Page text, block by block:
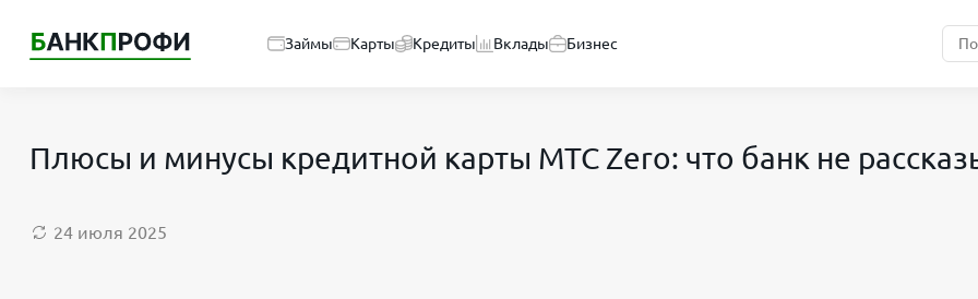
Займы Карты Кредиты Вклады Бизнес
Плюсы и минусы кредитной карты МТС Zero: что банк не
24 июля 2025